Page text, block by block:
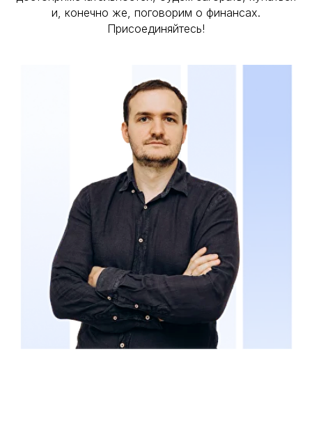
и, конечно же, поговорим о финансах.
Присоединяйтесь!